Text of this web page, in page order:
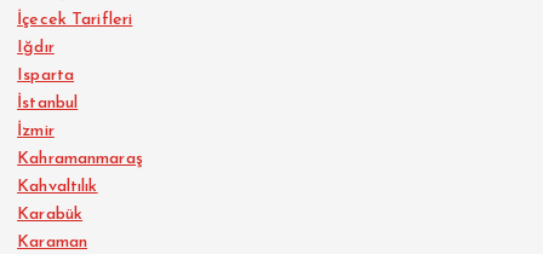
İçecek Tarifleri
Iğdır
Isparta
İstanbul
İzmir
Kahramanmaraş
Kahvaltılık
Karabük
Karaman